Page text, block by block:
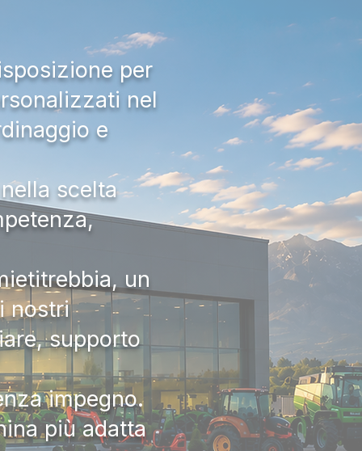
per
nel
e
scelta
un
nostri
supporto
impegno.
più adatta